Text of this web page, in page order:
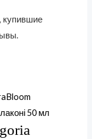
купившие